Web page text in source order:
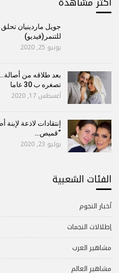
جويل ماردينيان
للتنمر(فيديو)
يونيو 25, 2020
بعد طلاقه من
تصغره ب 30 عاما
أغسطس 17, 2020
إنتقادات لاذعة
“قميص…
يوليو 23, 2020
الفئات الشعبية
أخبار النجوم
إطلالات النجمات
مشاهير العرب
مشاهير العالم